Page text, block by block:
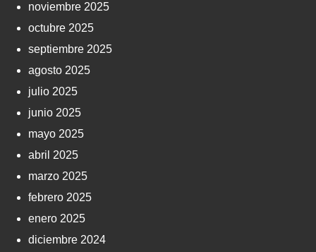
noviembre 2025
octubre 2025
septiembre 2025
agosto 2025
julio 2025
junio 2025
mayo 2025
abril 2025
marzo 2025
febrero 2025
enero 2025
diciembre 2024